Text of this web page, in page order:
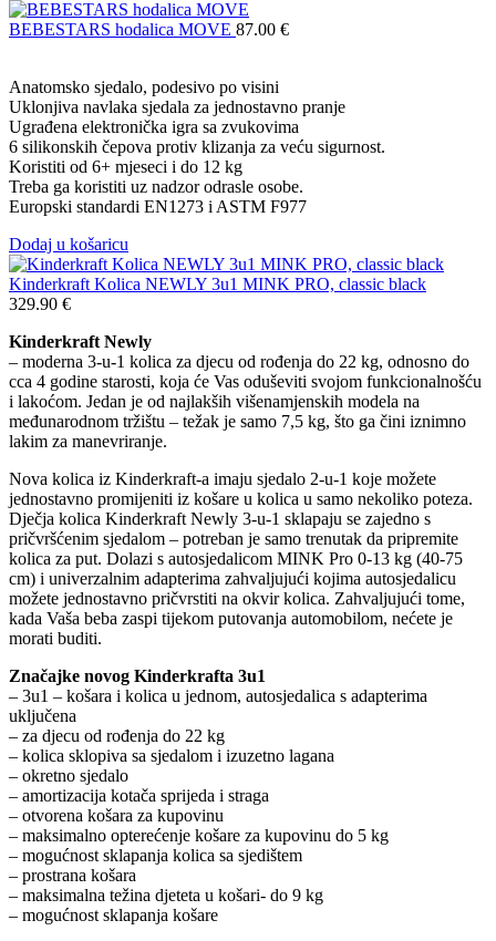
BEBESTARS hodalica MOVE 87.00 €
Anatomsko sjedalo, podesivo po visini
Uklonjiva navlaka sjedala za jednostavno pranje
Ugrađena elektronička igra sa zvukovima
6 silikonskih čepova protiv klizanja za veću sigurnost.
Koristiti od 6+ mjeseci i do 12 kg
Treba ga koristiti uz nadzor odrasle osobe.
Europski standardi EN1273 i ASTM F977
Dodaj u košaricu
Kinderkraft Kolica NEWLY 3u1 MINK PRO, classic black
329.90 €
Kinderkraft Newly
– moderna 3-u-1 kolica za djecu od rođenja do 22 kg, odnosno do
cca 4 godine starosti, koja će Vas oduševiti svojom funkcionalnošću
i lakoćom. Jedan je od najlakših višenamjenskih modela na
međunarodnom tržištu – težak je samo 7,5 kg, što ga čini iznimno
lakim za manevriranje.
Nova kolica iz Kinderkraft-a imaju sjedalo 2-u-1 koje možete
jednostavno promijeniti iz košare u kolica u samo nekoliko poteza.
Dječja kolica Kinderkraft Newly 3-u-1 sklapaju se zajedno s
pričvršćenim sjedalom – potreban je samo trenutak da pripremite
kolica za put. Dolazi s autosjedalicom MINK Pro 0-13 kg (40-75
cm) i univerzalnim adapterima zahvaljujući kojima autosjedalicu
možete jednostavno pričvrstiti na okvir kolica. Zahvaljujući tome,
kada Vaša beba zaspi tijekom putovanja automobilom, nećete je
morati buditi.
Značajke novog Kinderkrafta 3u1
– 3u1 – košara i kolica u jednom, autosjedalica s adapterima
uključena
– za djecu od rođenja do 22 kg
– kolica sklopiva sa sjedalom i izuzetno lagana
– okretno sjedalo
– amortizacija kotača sprijeda i straga
– otvorena košara za kupovinu
– maksimalno opterećenje košare za kupovinu do 5 kg
– mogućnost sklapanja kolica sa sjedištem
– prostrana košara
– maksimalna težina djeteta u košari- do 9 kg
– mogućnost sklapanja košare